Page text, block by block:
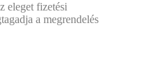
eleget fizetési
a megrendelés